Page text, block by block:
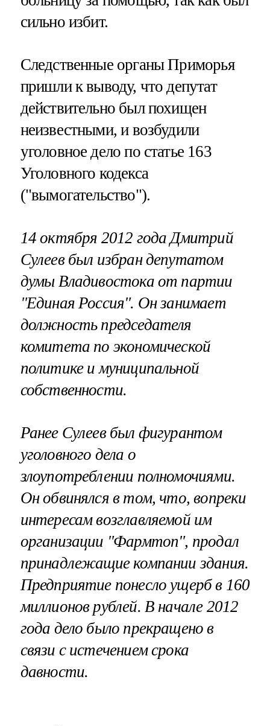
сильно избит.
Следственные органы Приморья
пришли к выводу, что депутат
действительно был похищен
неизвестными, и возбудили
уголовное дело по статье 163
Уголовного кодекса
("вымогательство").
14 октября 2012 года Дмитрий
Сулеев был избран депутатом
думы Владивостока от партии
"Единая Россия". Он занимает
должность председателя
комитета по экономической
политике и муниципальной
собственности.
Ранее Сулеев был фигурантом
уголовного дела о
злоупотреблении полномочиями.
Он обвинялся в том, что, вопреки
интересам возглавляемой им
организации "Фармтоп", продал
принадлежащие компании здания.
Предприятие понесло ущерб в 160
миллионов рублей. В начале 2012
года дело было прекращено в
связи с истечением срока
давности.